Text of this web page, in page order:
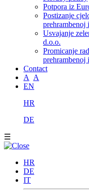
Potpora iz
Postizanje
prehrambenoj
Usvajanje
d.o.o.
Promicanje
prehrambenoj
Contact
A
A
EN
HR
DE
☰
HR
DE
IT